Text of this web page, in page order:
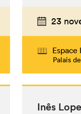
23
Palais
Inês